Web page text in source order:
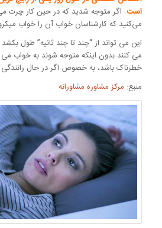
است. اگر متوجه شدید که در حین کار چرت
می‌کنید که کارشناسان خواب آن را خواب
این می تواند از “چند تا چند ثانیه” طول
می کنند بدون اینکه متوجه شوند به خواب می
خطرناک باشد، به خصوص اگر در حال رانندگی
منبع: مرکز مشاوره مشاورانه